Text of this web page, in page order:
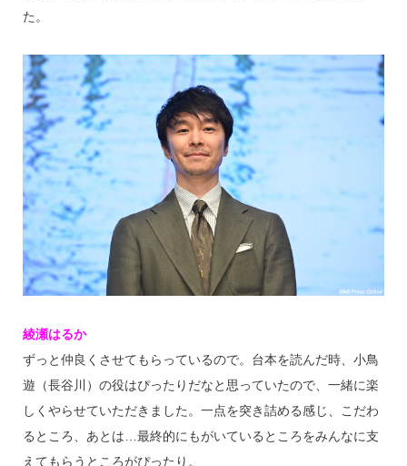
た。
綾瀬はるか
ずっと仲良くさせてもらっているので。台本を読んだ時、小鳥
遊（長谷川）の役はぴったりだなと思っていたので、一緒に楽
しくやらせていただきました。一点を突き詰める感じ、こだわ
るところ、あとは…最終的にもがいているところをみんなに支
えてもらうところがぴったり。